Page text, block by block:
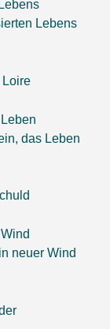
Lebens
Loire
das Leben
neuer Wind